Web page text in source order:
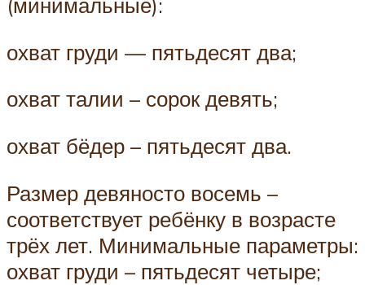
охват груди — пятьдесят два;
охват талии – сорок девять;
охват бёдер – пятьдесят два.
Размер девяносто восемь –
соответствует ребёнку в возрасте
трёх лет. Минимальные параметры:
охват груди – пятьдесят четыре;